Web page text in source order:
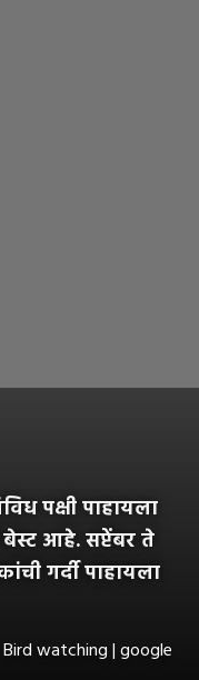
पक्षी पाहायला
आहे. सप्टेंबर ते
गर्दी पाहायला
Bird watching | google